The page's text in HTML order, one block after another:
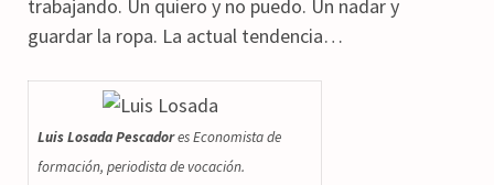
trabajando. Un quiero y no puedo. Un nadar y
guardar la ropa. La actual tendencia…
Luis Losada Pescadores Economista de
formación, periodista de vocación.